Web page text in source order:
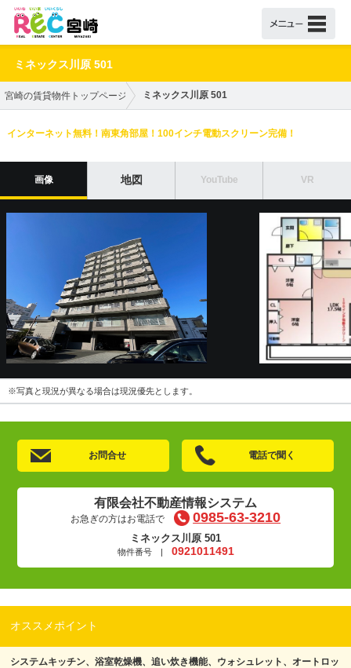
ミネックス川原 501
宮崎の賃貸物件トップページ ミネックス川原 501
インターネット無料！南東角部屋！100インチ電動スクリーン完備！
画像 地図 YouTube VR
※写真と現況が異なる場合は現況優先とします。
お問合せ 電話で聞く
有限会社不動産情報システム
お急ぎの方はお電話で 0985-63-3210
ミネックス川原 501
物件番号 | 0921011491
オススメポイント
システムキッチン、浴室乾燥機、追い炊き機能、ウォシュレット、オートロッ